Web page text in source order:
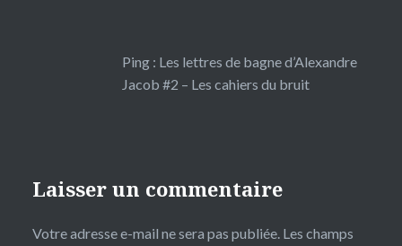
Ping : Les lettres de bagne d’Alexandre
Jacob #2 – Les cahiers du bruit
Laisser un commentaire
Votre adresse e-mail ne sera pas publiée. Les champs